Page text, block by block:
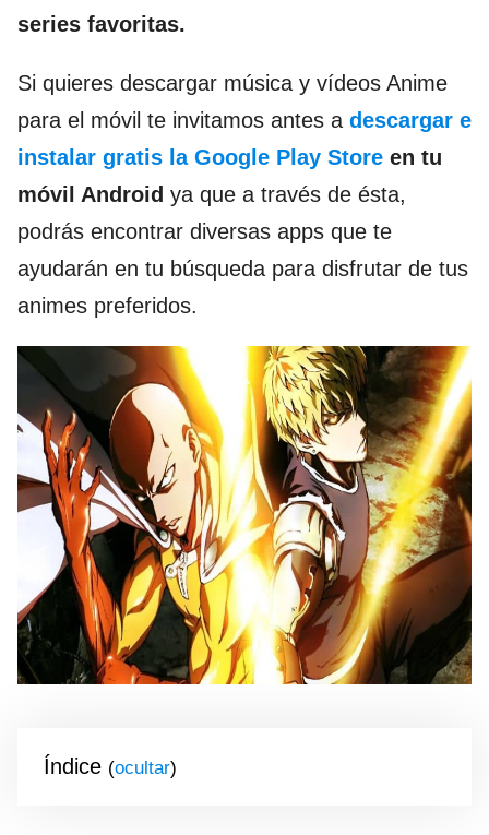
series favoritas.
Si quieres descargar música y vídeos Anime
para el móvil te invitamos antes a descargar e
instalar gratis la Google Play Store en tu
móvil Android ya que a través de ésta,
podrás encontrar diversas apps que te
ayudarán en tu búsqueda para disfrutar de tus
animes preferidos.
Índice ( )